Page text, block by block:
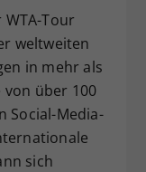
Tour
weltweiten
in mehr als
von über 100
Social-Media-
sich